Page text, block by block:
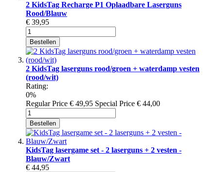
2 KidsTag Recharge P1 Oplaadbare Laserguns
Rood/Blauw
€ 39,95
Bestellen
2 KidsTag laserguns rood/groen + waterdamp vesten
(rood/wit)
Rating:
0%
Regular Price € 49,95 Special Price € 44,00
Bestellen
KidsTag lasergame set - 2 laserguns + 2 vesten -
Blauw/Zwart
€ 44,95